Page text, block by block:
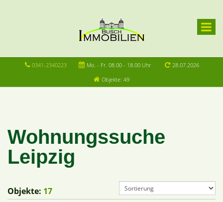
0341-2340223 Mo. - Fr. 08.00 - 18.00 Uhr
28.07.2026
Objekte: 49
Wohnungssuche
Leipzig
Objekte: 17